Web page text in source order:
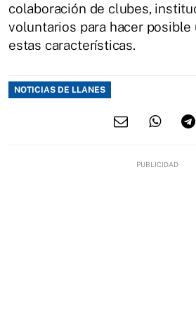
colaboración de clubes,
voluntarios para hacer posible
estas características.
NOTICIAS DE LLANES